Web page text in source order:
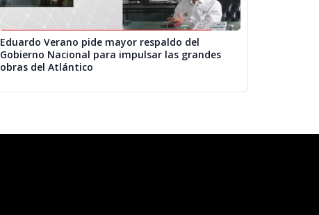
Eduardo Verano pide mayor respaldo del
Gobierno Nacional para impulsar las grandes
obras del Atlántico